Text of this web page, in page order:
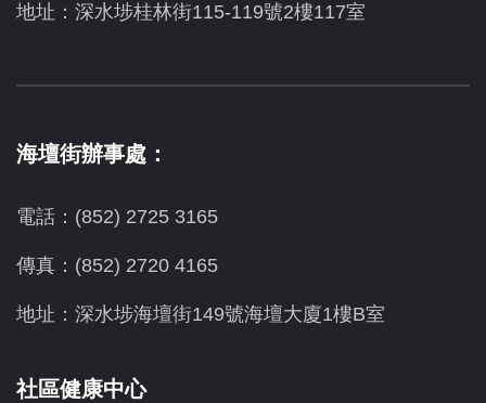
地址：深水埗桂林街115-119號2樓117室
海壇街辦事處：
電話：(852) 2725 3165
傳真：(852) 2720 4165
地址：深水埗海壇街149號海壇大廈1樓B室
社區健康中心